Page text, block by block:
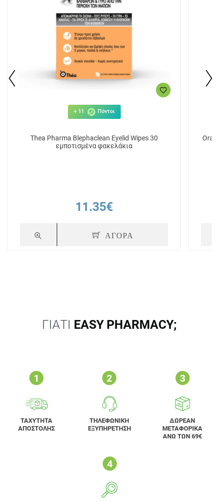
+ 11 Πόντοι
Thea Pharma Blephaclean Eyelid Wipes 30
εμποτισμένα φακελάκια
11.35€
ΑΓΟΡΑ
Oral-
ΓΙΑΤΙ EASY PHARMACY;
ΤΑΧΥΤΗΤΑ
ΑΠΟΣΤΟΛΗΣ
ΤΗΛΕΦΩΝΙΚΗ
ΕΞΥΠΗΡΕΤΗΣΗ
ΔΩΡΕΑΝ
ΜΕΤΑΦΟΡΙΚΑ
ΑΝΩ ΤΩΝ 69€